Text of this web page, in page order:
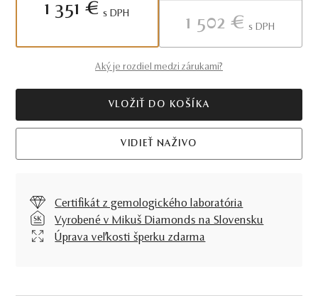
1 351 € S DPH
1 502 € S DPH
Aký je rozdiel medzi zárukami?
VLOŽIŤ DO KOŠÍKA
VIDIEŤ NAŽIVO
Certifikát z gemologického laboratória
Vyrobené v Mikuš Diamonds na Slovensku
Úprava veľkosti šperku zdarma